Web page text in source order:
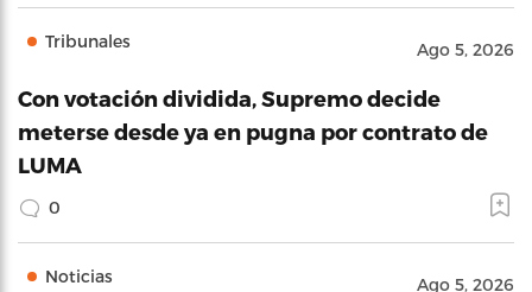
Tribunales Ago 5, 2026
Con votación dividida, Supremo decide
meterse desde ya en pugna por contrato de
LUMA
0
Noticias Ago 5, 2026